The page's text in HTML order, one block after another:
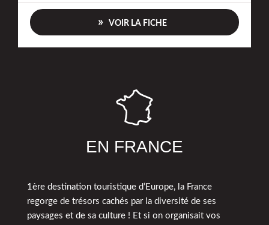
VOIR LA FICHE
EN FRANCE
1ère destination touristique d’Europe, la France
regorge de trésors cachés par la diversité de ses
paysages et de sa culture ! Et si on organisait vos